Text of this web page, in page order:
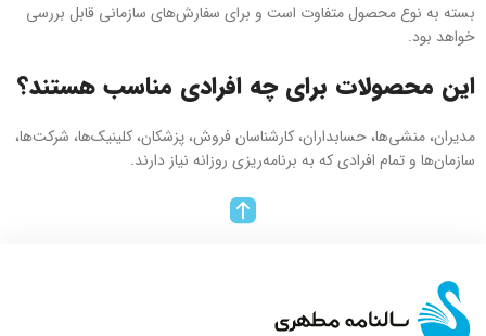
بسته به نوع محصول متفاوت است و برای سفارش‌های سازمانی قابل بررسی
خواهد بود.
این محصولات برای چه افرادی مناسب هستند؟
مدیران، منشی‌ها، حسابداران، کارشناسان فروش، پزشکان، کلینیک‌ها، شرکت‌ها،
سازمان‌ها و تمام افرادی که به برنامه‌ریزی روزانه نیاز دارند.